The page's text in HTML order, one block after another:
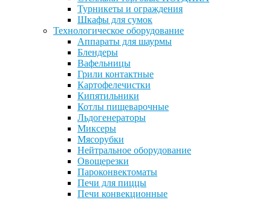
Турникеты и ограждения
Шкафы для сумок
Технологическое оборудование
Аппараты для шаурмы
Блендеры
Вафельницы
Грили контактные
Картофелечистки
Кипятильники
Котлы пищеварочные
Льдогенераторы
Миксеры
Мясорубки
Нейтральное оборудование
Овощерезки
Пароконвектоматы
Печи для пиццы
Печи конвекционные